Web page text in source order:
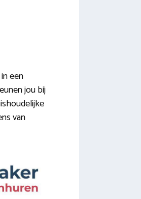
een
jou bij
van